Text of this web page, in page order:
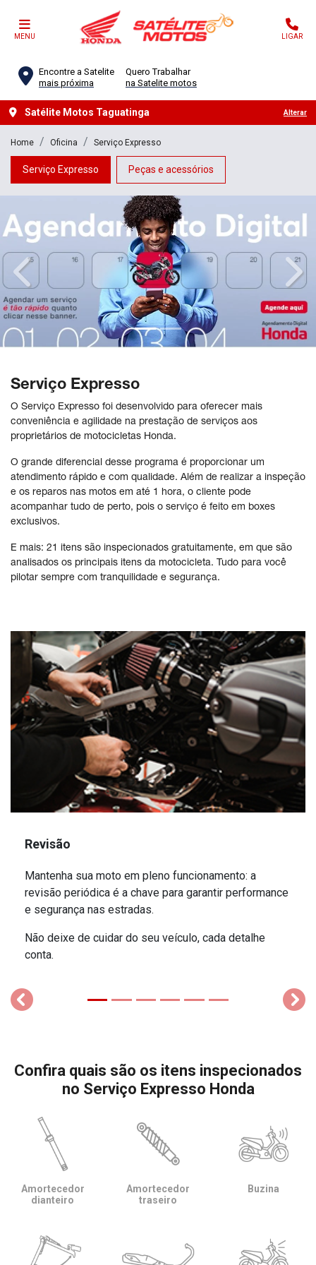
MENU LIGAR
Encontre a Satelite
mais próxima
Quero Trabalhar
na Satelite motos
Satélite Motos Taguatinga Alterar
Home Oficina Serviço Expresso
Serviço Expresso Peças e acessórios
templates.template-
Serviço Expresso
O Serviço Expresso foi desenvolvido para oferecer mais
conveniência e agilidade na prestação de serviços aos
proprietários de motocicletas Honda.
O grande diferencial desse programa é proporcionar um
atendimento rápido e com qualidade. Além de realizar a inspeção
e os reparos nas motos em até 1 hora, o cliente pode
acompanhar tudo de perto, pois o serviço é feito em boxes
exclusivos.
E mais: 21 itens são inspecionados gratuitamente, em que são
analisados os principais itens da motocicleta. Tudo para você
pilotar sempre com tranquilidade e segurança.
Revisão
Mantenha sua moto em pleno funcionamento: a
revisão periódica é a chave para garantir performance
e segurança nas estradas.
Não deixe de cuidar do seu veículo, cada detalhe
conta.
templates.template-
Confira quais são os itens inspecionados
no Serviço Expresso Honda
Amortecedor
dianteiro
Amortecedor
traseiro
Buzina